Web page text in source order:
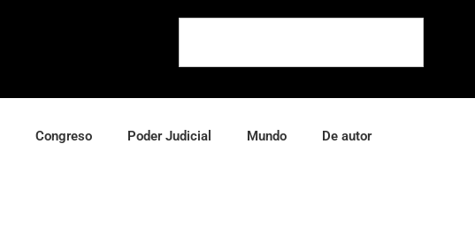
Congreso Poder Judicial Mundo De autor